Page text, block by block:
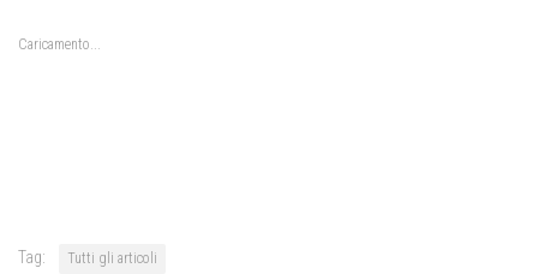
Caricamento...
Tag: Tutti gli articoli